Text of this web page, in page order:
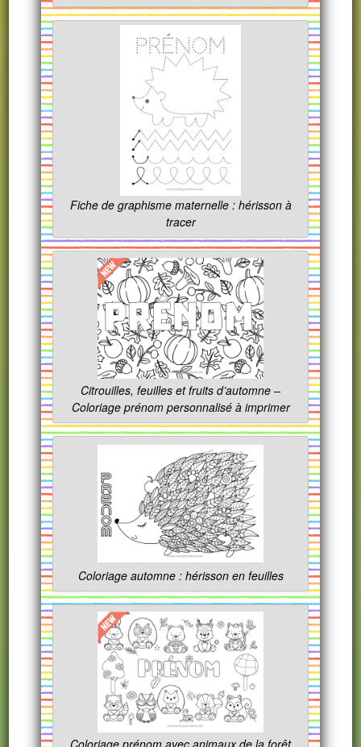
Fiche de graphisme maternelle : hérisson à
tracer
Citrouilles, feuilles et fruits d’automne –
Coloriage prénom personnalisé à imprimer
Coloriage automne : hérisson en feuilles